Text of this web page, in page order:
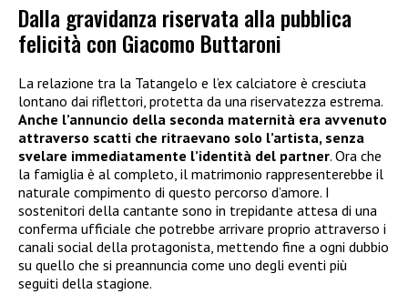
Dalla gravidanza riservata alla pubblica
felicità con Giacomo Buttaroni
La relazione tra la Tatangelo e l’ex calciatore è cresciuta
lontano dai riflettori, protetta da una riservatezza estrema.
Anche l’annuncio della seconda maternità era avvenuto
attraverso scatti che ritraevano solo l’artista, senza
svelare immediatamente l’identità del partner. Ora che
la famiglia è al completo, il matrimonio rappresenterebbe il
naturale compimento di questo percorso d’amore. I
sostenitori della cantante sono in trepidante attesa di una
conferma ufficiale che potrebbe arrivare proprio attraverso i
canali social della protagonista, mettendo fine a ogni dubbio
su quello che si preannuncia come uno degli eventi più
seguiti della stagione.